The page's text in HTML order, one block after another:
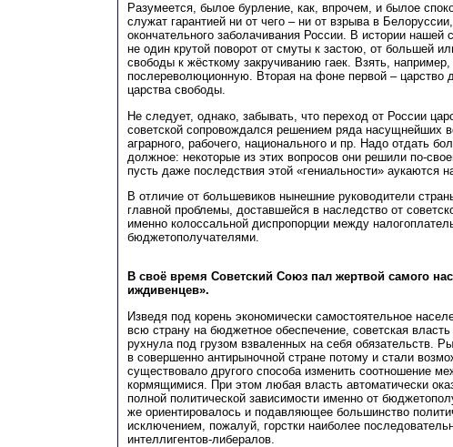
Разумеется, былое бурление, как, впрочем, и былое
служат гарантией ни от чего – ни от взрыва в
окончательного заболачивания России. В истории нашей
не один крутой поворот от смуты к застою, от большей
свободы к жёсткому закручиванию гаек. Взять,
послереволюционную. Вторая на фоне первой – царство
царства свободы.
Не следует, однако, забывать, что переход от России
советской сопровождался решением ряда насущнейших
аграрного, рабочего, национального и пр. Надо отдать
должное: некоторые из этих вопросов они решили по-
пусть даже последствия этой «гениальности» аукаются
В отличие от большевиков нынешние руководители
главной проблемы, доставшейся в наследство от
именно колоссальной диспропорции между
бюджетополучателями.
В своё время Советский Союз пал жертвой самого
иждивенцев».
Изведя под корень экономически самостоятельное
всю страну на бюджетное обеспечение, советская власть
рухнула под грузом взваленных на себя обязательств.
в совершенно антирыночной стране потому и стали
существовало другого способа изменить соотношение
кормящимися. При этом любая власть автоматически
полной политической зависимости именно от
же ориентировалось и подавляющее большинство
исключением, пожалуй, горстки наиболее
интеллигентов-либералов.